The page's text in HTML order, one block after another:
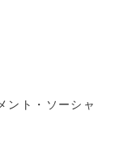
ント・ソーシャ